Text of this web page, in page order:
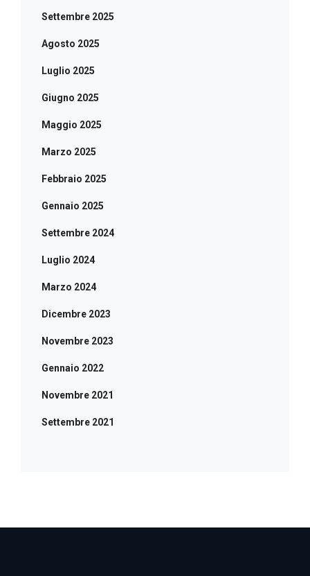
Settembre 2025
Agosto 2025
Luglio 2025
Giugno 2025
Maggio 2025
Marzo 2025
Febbraio 2025
Gennaio 2025
Settembre 2024
Luglio 2024
Marzo 2024
Dicembre 2023
Novembre 2023
Gennaio 2022
Novembre 2021
Settembre 2021